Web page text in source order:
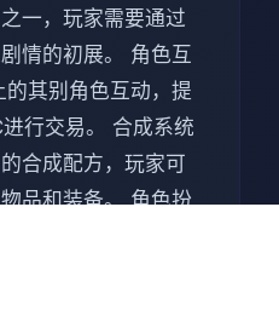
一，玩家需要通过
情的初展。 角色互
其别角色互动，提
行交易。 合成系统
合成配方，玩家可
品和装备。 角色扮